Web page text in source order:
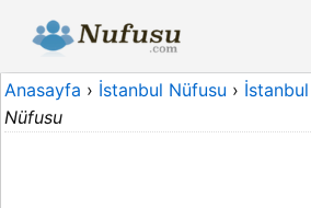
Anasayfa › İstanbul Nüfusu ›
Nüfusu